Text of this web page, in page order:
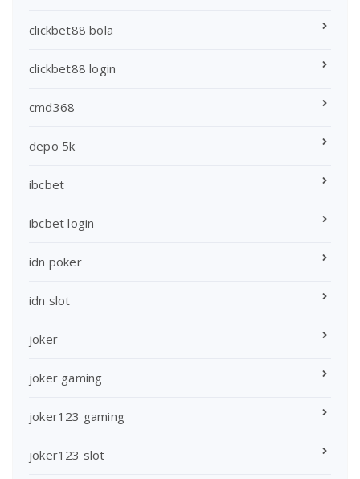
clickbet88 bola
clickbet88 login
cmd368
depo 5k
ibcbet
ibcbet login
idn poker
idn slot
joker
joker gaming
joker123 gaming
joker123 slot